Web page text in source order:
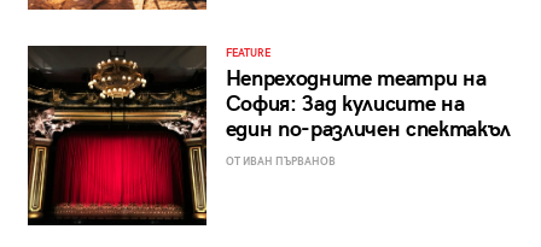
FEATURE
Непреходните театри на
София: Зад кулисите на
един по-различен спектакъл
ОТ ИВАН ПЪРВАНОВ